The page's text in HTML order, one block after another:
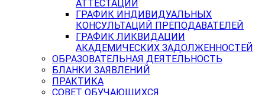
АТТЕСТАЦИИ
ГРАФИК ИНДИВИДУАЛЬНЫХ
КОНСУЛЬТАЦИЙ ПРЕПОДАВАТЕЛЕЙ
ГРАФИК ЛИКВИДАЦИИ
АКАДЕМИЧЕСКИХ ЗАДОЛЖЕННОСТЕЙ
ОБРАЗОВАТЕЛЬНАЯ ДЕЯТЕЛЬНОСТЬ
БЛАНКИ ЗАЯВЛЕНИЙ
ПРАКТИКА
СОВЕТ ОБУЧАЮЩИХСЯ